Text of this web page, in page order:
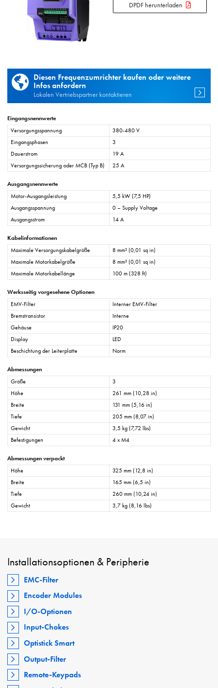
DPDF herunterladen
Diesen Frequenzumrichter kaufen oder weitere
Infos anfordern
Lokalen Vertriebspartner kontaktieren
Eingangsnennwerte
Versorgungsspannung
380-480 V
Eingangsphasen
3
Dauerstrom
19 A
Versorgungssicherung oder MCB (Typ B)
25 A
Ausgangsnennwerte
Motor-Ausgangsleistung
5,5 kW (7,5 HP)
Ausgangsspannung
0 – Supply Voltage
Ausgangsstrom
14 A
Kabelinformationen
Maximale Versorgungskabelgröße
8 mm² (0,01 sq in)
Maximale Motorkabelgröße
8 mm² (0,01 sq in)
Maximale Motorkabellänge
100 m (328 ft)
Werksseitig vorgesehene Optionen
EMV-Filter
Interner EMV-Filter
Bremstransistor
Interne
Gehäuse
IP20
Display
LED
Beschichtung der Leiterplatte
Norm
Abmessungen
Größe
3
Höhe
261 mm (10,28 in)
Breite
131 mm (5,16 in)
Tiefe
205 mm (8,07 in)
Gewicht
3,5 kg (7,72 lbs)
Befestigungen
4 x M4
Abmessungen verpackt
Höhe
325 mm (12,8 in)
Breite
165 mm (6,5 in)
Tiefe
260 mm (10,24 in)
Gewicht
3,7 kg (8,16 lbs)
Installationsoptionen & Peripherie
EMC-Filter
Encoder Modules
I/O-Optionen
Input-Chokes
Optistick Smart
Output-Filter
Remote-Keypads